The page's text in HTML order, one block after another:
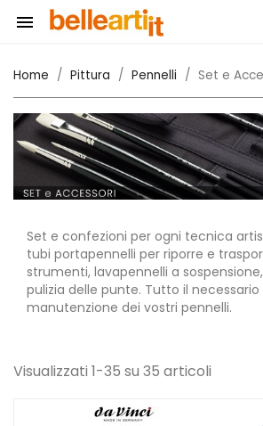

Home Pittura Pennelli Set e
Set e confezioni per ogni tecnica
tubi portapennelli per riporre e
strumenti, lavapennelli a
pulizia delle punte. Tutto il
manutenzione dei vostri pennelli.
Visualizzati 1-35 su 35 articoli